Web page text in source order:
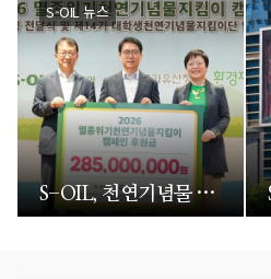
S-OIL, 마포사옥 글판 새 단장… 일상에 전하는 희망
S-OIL 뉴스